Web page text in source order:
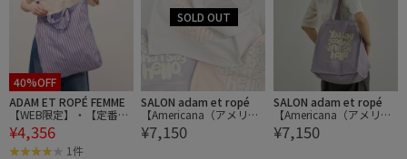
40%OFF
ADAM ET ROPÉ FEMME
【WEB限定】・【定番】
ギャザー2WAYショルダ
ーバッグ
¥4,356
1件
SALON adam et ropé
【Americana（アメリカ
ーナ）】ハードウォッシ
ュケーキトートバッグ
¥7,150
SALON adam et ropé
【Americana（アメリカ
ーナ）】ハードウォッシ
ュケーキトートバッグ
¥7,150